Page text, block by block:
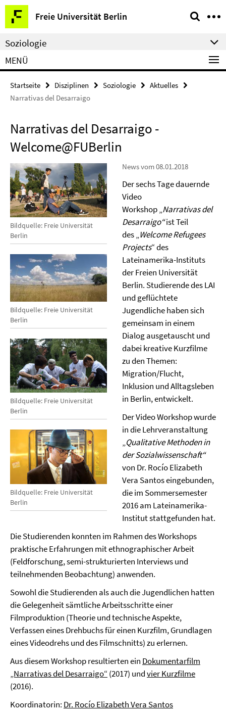
Springe
direkt
zu
Inhalt
Freie Universität Berlin
Service-
Navigation
Soziologie
MENÜ
Startseite Disziplinen Soziologie
Aktuelles
Narrativas del Desarraigo
Narrativas del Desarraigo -
Welcome@FUBerlin
Bildquelle: Freie Universität
Berlin
Bildquelle: Freie Universität
Berlin
Bildquelle: Freie Universität
Berlin
Bildquelle: Freie Universität
Berlin
News vom 08.01.2018
Der sechs Tage dauernde
Video
Workshop „Narrativas del
Desarraigo“ist Teil
des „Welcome Refugees
Projects“ des
Lateinamerika-Instituts
der Freien Universität
Berlin. Studierende des LAI
und geflüchtete
Jugendliche haben sich
gemeinsam in einem
Dialog ausgetauscht und
dabei kreative Kurzfilme
zu den Themen:
Migration/Flucht,
Inklusion und Alltagsleben
in Berlin, entwickelt.
Der Video Workshop wurde
in die Lehrveranstaltung
„Qualitative Methoden in
der Sozialwissenschaft“
von Dr. Rocío Elizabeth
Vera Santos eingebunden,
die im Sommersemester
2016 am Lateinamerika-
Institut stattgefunden hat.
Die Studierenden konnten im Rahmen des Workshops
praktische Erfahrungen mit ethnographischer Arbeit
(Feldforschung, semi-strukturierten Interviews und
teilnehmenden Beobachtung) anwenden.
Sowohl die Studierenden als auch die Jugendlichen hatten
die Gelegenheit sämtliche Arbeitsschritte einer
Filmproduktion (Theorie und technische Aspekte,
Verfassen eines Drehbuchs für einen Kurzfilm, Grundlagen
eines Videodrehs und des Filmschnitts) zu erlernen.
Aus diesem Workshop resultierten ein Dokumentarfilm
„Narrativas del Desarraigo“ (2017) undvier Kurzfilme
(2016).
Koordinatorin: Dr. Rocío Elizabeth Vera Santos